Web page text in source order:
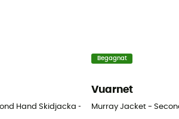
Hand Skidjacka - Dam - Vit - S
Begagnat
Vuarnet
Murray Jacket -